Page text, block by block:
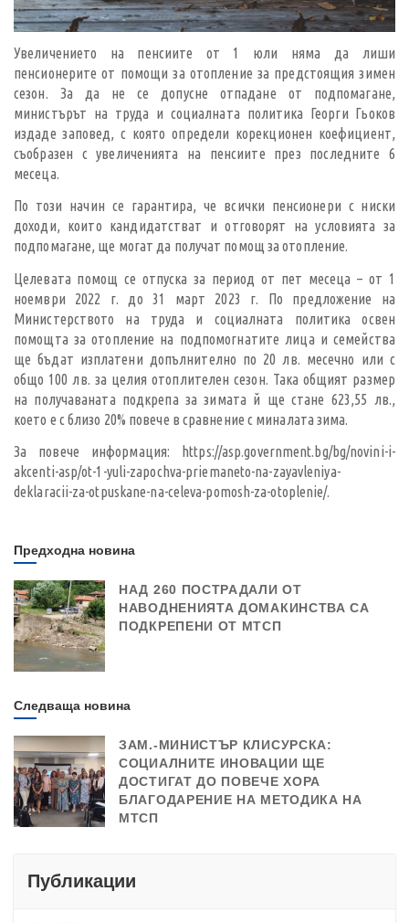
Увеличението на пенсиите от 1 юли няма да лиши
пенсионерите от помощи за отопление за предстоящия зимен
сезон. За да не се допусне отпадане от подпомагане,
министърът на труда и социалната политика Георги Гьоков
издаде заповед, с която определи корекционен коефициент,
съобразен с увеличенията на пенсиите през последните 6
месеца.
По този начин се гарантира, че всички пенсионери с ниски
доходи, които кандидатстват и отговорят на условията за
подпомагане, ще могат да получат помощ за отопление.
Целевата помощ се отпуска за период от пет месеца – от 1
ноември 2022 г. до 31 март 2023 г. По предложение на
Министерството на труда и социалната политика освен
помощта за отопление на подпомогнатите лица и семейства
ще бъдат изплатени допълнително по 20 лв. месечно или с
общо 100 лв. за целия отоплителен сезон. Така общият размер
на получаваната подкрепа за зимата й ще стане 623,55 лв.,
което е с близо 20% повече в сравнение с миналата зима.
За повече информация:
https://asp.government.bg/bg/novini-i-
akcenti-asp/ot-1-yuli-zapochva-priemaneto-na-zayavleniya-
deklaracii-za-otpuskane-na-celeva-pomosh-za-otoplenie/.
Предходна новина
НАД 260 ПОСТРАДАЛИ ОТ
НАВОДНЕНИЯТА ДОМАКИНСТВА СА
ПОДКРЕПЕНИ ОТ МТСП
Следваща новина
ЗАМ.-МИНИСТЪР КЛИСУРСКА:
СОЦИАЛНИТЕ ИНОВАЦИИ ЩЕ
ДОСТИГАТ ДО ПОВЕЧЕ ХОРА
БЛАГОДАРЕНИЕ НА МЕТОДИКА НА
МТСП
Публикации